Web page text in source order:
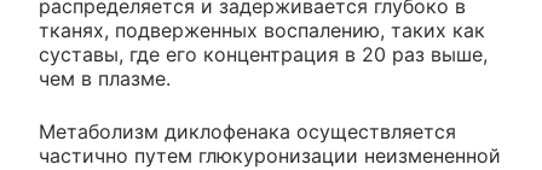
распределяется и задерживается глубоко в
тканях, подверженных воспалению, таких как
суставы, где его концентрация в 20 раз выше,
чем в плазме.
Метаболизм диклофенака осуществляется
частично путем глюкуронизации неизмененной